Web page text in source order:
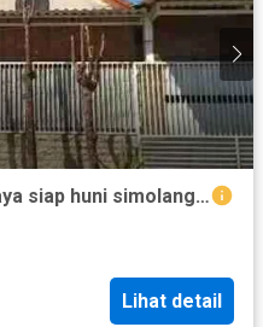
*Dijual rumah murah surabaya siap huni simolangit sawahan putat jaya Surabaya*
Lihat detail